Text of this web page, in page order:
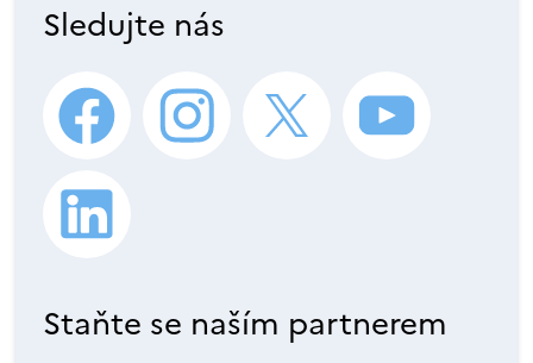
Sledujte nás
Staňte se naším partnerem